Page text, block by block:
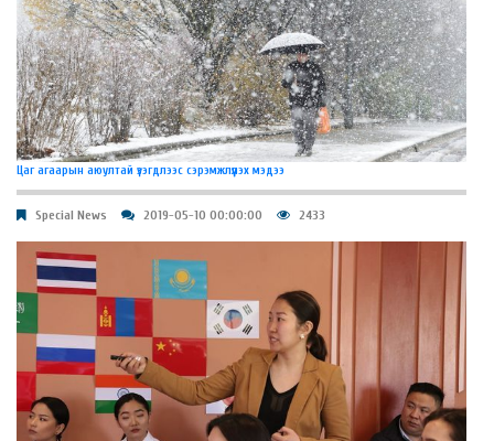
Цаг агаарын аюултай үзэгдлээс сэрэмжлүүлэх мэдээ
Special News 2019-05-10 00:00:00 2433